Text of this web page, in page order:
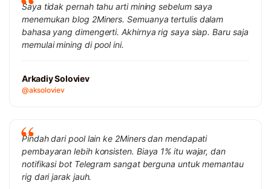
Saya tidak pernah tahu arti mining sebelum saya
menemukan blog 2Miners. Semuanya tertulis dalam
bahasa yang dimengerti. Akhirnya rig saya siap. Baru saja
memulai mining di pool ini.
Arkadiy Soloviev
@aksoloviev
Pindah dari pool lain ke 2Miners dan mendapati
pembayaran lebih konsisten. Biaya 1% itu wajar, dan
notifikasi bot Telegram sangat berguna untuk memantau
rig dari jarak jauh.